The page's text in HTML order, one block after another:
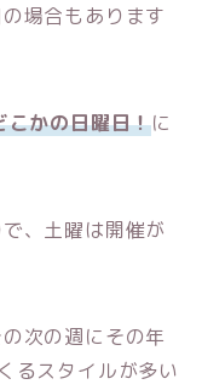
場合もあります
こかの日曜日！に
、土曜は開催が
次の週にその年
るスタイルが多い